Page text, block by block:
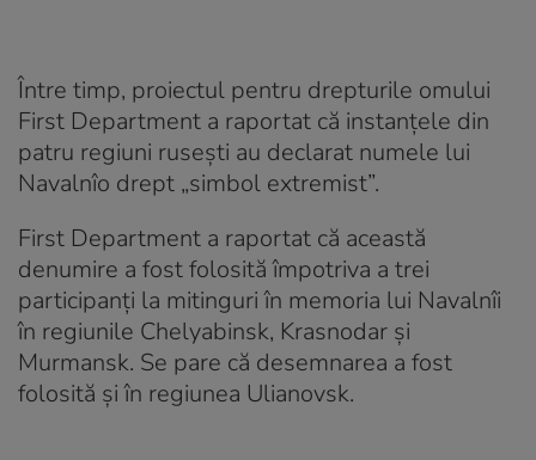
Între timp, proiectul pentru drepturile omului
First Department a raportat că instanțele din
patru regiuni rusești au declarat numele lui
Navalnîo drept „simbol extremist”.
First Department a raportat că această
denumire a fost folosită împotriva a trei
participanți la mitinguri în memoria lui Navalnîi
în regiunile Chelyabinsk, Krasnodar și
Murmansk. Se pare că desemnarea a fost
folosită și în regiunea Ulianovsk.